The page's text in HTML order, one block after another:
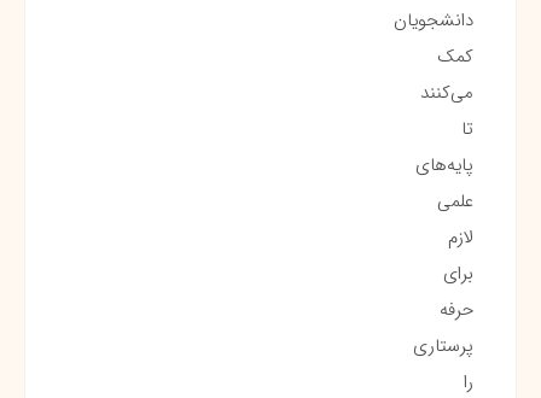
دانشجویان
کمک
می‌کنند
تا
پایه‌های
علمی
لازم
برای
حرفه
پرستاری
را